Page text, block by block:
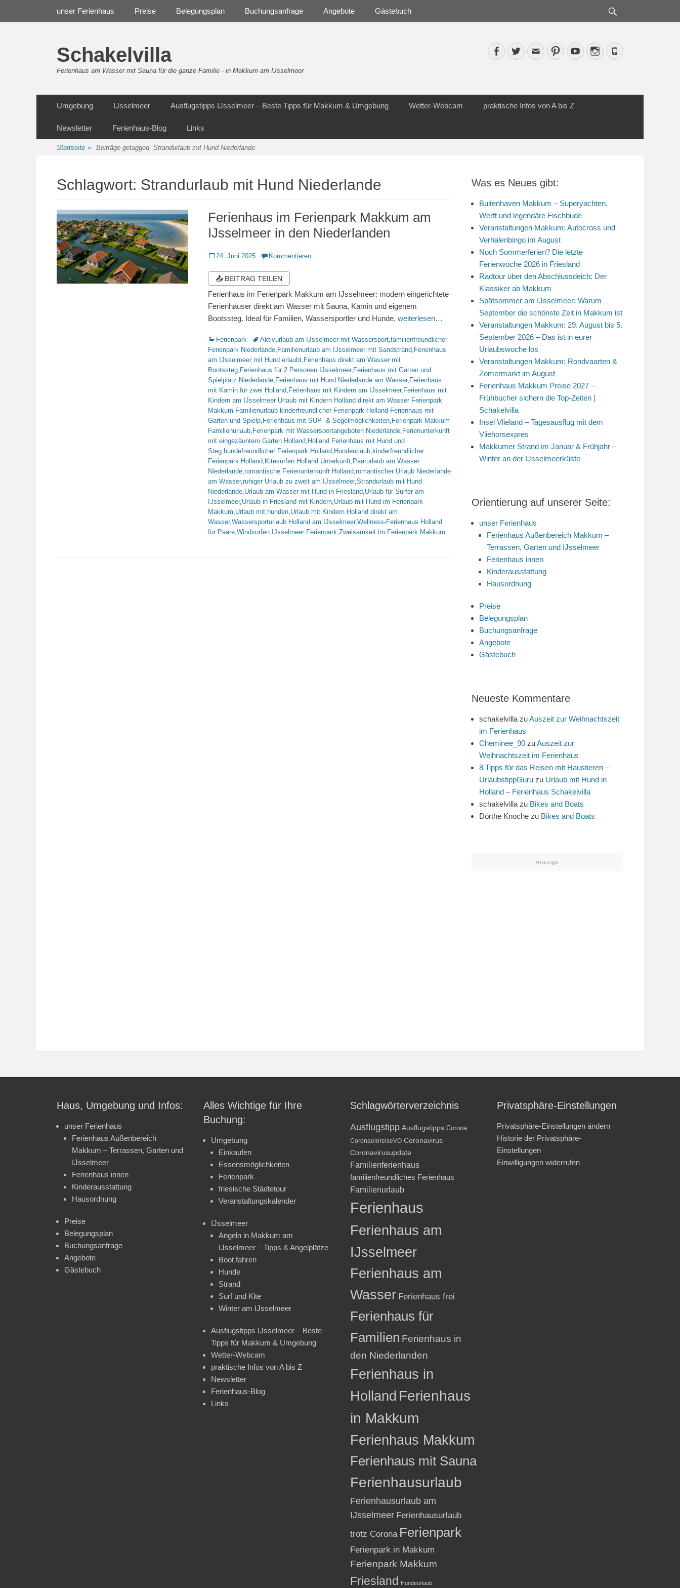
unser Ferienhaus Preise Belegungsplan Buchungsanfrage Angebote Gästebuch
Schakelvilla
Ferienhaus am Wasser mit Sauna für die ganze Familie - in Makkum am IJsselmeer
Facebook
TwitterEmailPinterestYouTubeInstagram
Phone
Inhalt
Umgebung IJsselmeer Ausflugstipps IJsselmeer – Beste Tipps für Makkum & Umgebung Wetter-Webcam praktische Infos von A bis Z
Newsletter Ferienhaus-Blog Links
Startseite » Beiträge getagged Strandurlaub mit Hund Niederlande
Schlagwort: Strandurlaub mit Hund Niederlande
Ferienhaus im Ferienpark Makkum am
IJsselmeer in den Niederlanden
Veröffentlicht
24. Juni 2025 Kommentieren
📤 BEITRAG TEILEN
Ferienhaus im Ferienpark Makkum am IJsselmeer: modern eingerichtete
Ferienhäuser direkt am Wasser mit Sauna, Kamin und eigenem
Bootssteg. Ideal für Familien, Wassersportler und Hunde. weiterlesen…
Kategorien
Ferienpark Schlagworte
Aktivurlaub am IJsselmeer mit Wassersport,familienfreundlicher
Ferienpark Niederlande, Familienurlaub am IJsselmeer mit Sandstrand, Ferienhaus
am IJsselmeer mit Hund erlaubt, Ferienhaus direkt am Wasser mit
Bootssteg, Ferienhaus für 2 Personen IJsselmeer, Ferienhaus mit Garten und
Spielplatz Niederlande, Ferienhaus mit Hund Niederlande am Wasser, Ferienhaus
mit Kamin für zwei Holland, Ferienhaus mit Kindern am IJsselmeer, Ferienhaus mit
Kindern am IJsselmeer Urlaub mit Kindern Holland direkt am Wasser Ferienpark
Makkum Familienurlaub kinderfreundlicher Ferienpark Holland Ferienhaus mit
Garten und Spielp, Ferienhaus mit SUP- & Segelmöglichkeiten, Ferienpark Makkum
Familienurlaub, Ferienpark mit Wassersportangeboten Niederlande, Ferienunterkunft
mit eingezäuntem Garten Holland, Holland Ferienhaus mit Hund und
Steg, hundefreundlicher Ferienpark Holland, Hundeurlaub, kinderfreundlicher
Ferienpark Holland, Kitesurfen Holland Unterkunft, Paarurlaub am Wasser
Niederlande,romantische Ferienunterkunft Holland,romantischer Urlaub Niederlande
am Wasser,ruhiger Urlaub zu zweit am IJsselmeer,Strandurlaub mit Hund
Niederlande,Urlaub am Wasser mit Hund in Friesland,Urlaub für Surfer am
IJsselmeer,Urlaub in Friesland mit Kindern,Urlaub mit Hund im Ferienpark
Makkum,Urlaub mit hunden,Urlaub mit Kindern Holland direkt am
Wasser,Wassersporturlaub Holland am IJsselmeer,Wellness-Ferienhaus Holland
für Paare,Windsurfen IJsselmeer Ferienpark,Zweisamkeit im Ferienpark Makkum
Was es Neues gibt:
Buitenhaven Makkum – Superyachten,
Werft und legendäre Fischbude
Veranstaltungen Makkum: Autocross und
Verhalenbingo im August
Noch Sommerferien? Die letzte
Ferienwoche 2026 in Friesland
Radtour über den Abschlussdeich: Der
Klassiker ab Makkum
Spätsommer am IJsselmeer: Warum
September die schönste Zeit in Makkum ist
Veranstaltungen Makkum: 29. August bis 5.
September 2026 – Das ist in eurer
Urlaubswoche los
Veranstaltungen Makkum: Rondvaarten &
Zomermarkt im August
Ferienhaus Makkum Preise 2027 –
Frühbucher sichern die Top-Zeiten |
Schakelvilla
Insel Vlieland – Tagesausflug mit dem
Vliehorsexpres
Makkumer Strand im Januar & Frühjahr –
Winter an der IJsselmeerküste
Orientierung auf unserer Seite:
unser Ferienhaus
Ferienhaus Außenbereich Makkum –
Terrassen, Garten und IJsselmeer
Ferienhaus innen
Kinderausstattung
Hausordnung
Preise
Belegungsplan
Buchungsanfrage
Angebote
Gästebuch
Neueste Kommentare
schakelvilla zuAuszeit zur Weihnachtszeit
im Ferienhaus
Cheminee_90 zuAuszeit zur
Weihnachtszeit im Ferienhaus
8 Tipps für das Reisen mit Haustieren –
UrlaubstippGuru zu Urlaub mit Hund in
Holland – Ferienhaus Schakelvilla
schakelvilla zu Bikes and Boats
Dörthe Knoche zu Bikes and Boats
- Anzeige -
Haus, Umgebung und Infos:
unser Ferienhaus
Ferienhaus Außenbereich
Makkum – Terrassen, Garten und
IJsselmeer
Ferienhaus innen
Kinderausstattung
Hausordnung
Preise
Belegungsplan
Buchungsanfrage
Angebote
Gästebuch
Alles Wichtige für Ihre
Buchung:
Umgebung
Einkaufen
Essensmöglichkeiten
Ferienpark
friesische Städtetour
Veranstaltungskalender
IJsselmeer
Angeln in Makkum am
IJsselmeer – Tipps & Angelplätze
Boot fahren
Hunde
Strand
Surf und Kite
Winter am IJsselmeer
Ausflugstipps IJsselmeer – Beste
Tipps für Makkum & Umgebung
Wetter-Webcam
praktische Infos von A bis Z
Newsletter
Ferienhaus-Blog
Links
Schlagwörterverzeichnis
Ausflugstipp Ausflugstipps Corona
CoronaeinreiseVO Coronavirus
Coronavirusupdate
Familienferienhaus
familienfreundliches Ferienhaus
Familienurlaub
Ferienhaus
Ferienhaus am
IJsselmeer
Ferienhaus am
Wasser Ferienhaus frei
Ferienhaus für
Familien Ferienhaus in
den Niederlanden
Ferienhaus in
Holland Ferienhaus
in Makkum
Ferienhaus Makkum
Ferienhaus mit Sauna
Ferienhausurlaub
Ferienhausurlaub am
IJsselmeer Ferienhausurlaub
trotz Corona Ferienpark
Ferienpark in Makkum
Ferienpark Makkum
Friesland Hundeurlaub
Privatsphäre-Einstellungen
Privatsphäre-Einstellungen ändern
Historie der Privatsphäre-
Einstellungen
Einwilligungen widerrufen